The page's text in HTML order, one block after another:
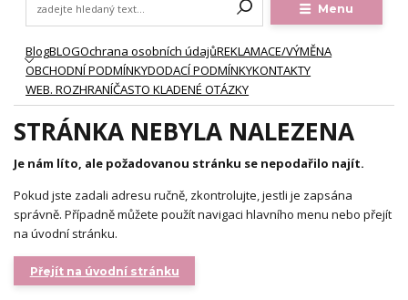
Menu
BlogBLOGOchrana osobních údajůREKLAMACE/VÝMĚNA
OBCHODNÍ PODMÍNKYDODACÍ PODMÍNKYKONTAKTY
WEB. ROZHRANÍČASTO KLADENÉ OTÁZKY
STRÁNKA NEBYLA NALEZENA
Je nám líto, ale požadovanou stránku se nepodařilo najít.
Pokud jste zadali adresu ručně, zkontrolujte, jestli je zapsána
správně. Případně můžete použít navigaci hlavního menu nebo přejít
na úvodní stránku.
Přejít na úvodní stránku